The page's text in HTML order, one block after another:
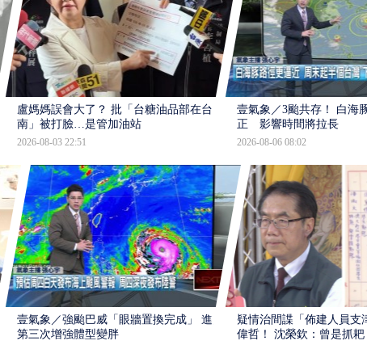
盧媽媽誤會大了？ 批「台糖油品部在台
南」被打臉…是管加油站
2026-08-03 22:51
壹氣象／3颱共存！ 白海
正 影響時間將拉長
2026-08-06 08:02
壹氣象／強颱巴威「眼牆置換完成」 進入
第三次增強體型變胖
疑情治間諜「佈建人員支
偉哲！ 沈榮欽：曾是抓耙